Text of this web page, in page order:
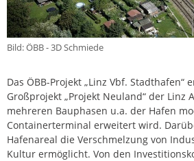
Bild: ÖBB - 3D Schmiede
Das ÖBB-Projekt „Linz Vbf. Stadthafen“
Großprojekt „Projekt Neuland“ der Linz
mehreren Bauphasen u.a. der Hafen
Containerterminal erweitert wird.
Hafenareal die Verschmelzung von
Kultur ermöglicht. Von den